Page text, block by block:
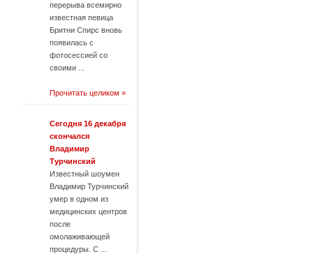
перерыва всемирно
известная певица
Бритни Спирс вновь
появилась с
фотосессией со
своими ...
Прочитать целиком »
Сегодня 16 декабря
скончался
Владимир
Турчинский
Известный шоумен
Владимир Турчинский
умер в одном из
медицинских центров
после
омолаживающей
процедуры. С ...